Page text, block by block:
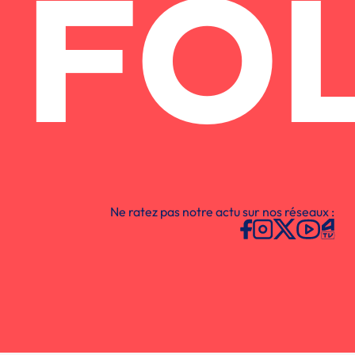
Ne ratez pas notre actu sur nos réseaux :